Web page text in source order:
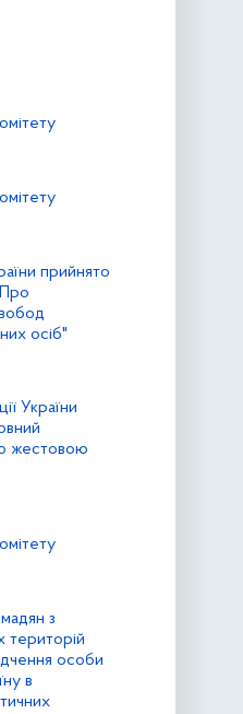
прийнято
осіб"
України
жестовою
з
територій
особи
в